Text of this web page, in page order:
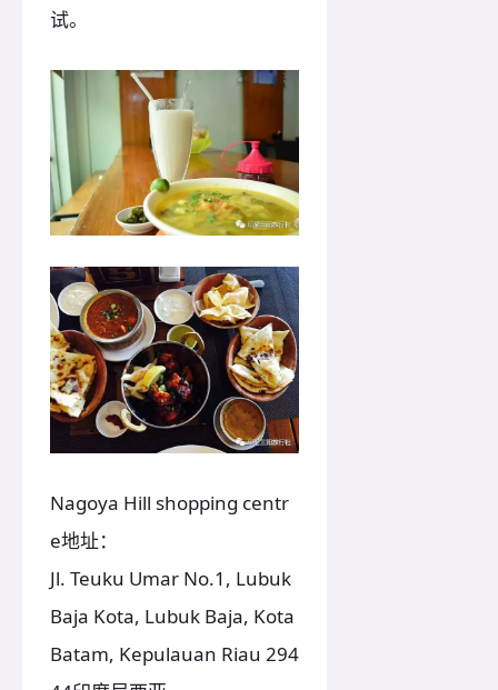
试。
Nagoya Hill shopping centr
e地址：
Jl. Teuku Umar No.1, Lubuk
Baja Kota, Lubuk Baja, Kota
Batam, Kepulauan Riau 294